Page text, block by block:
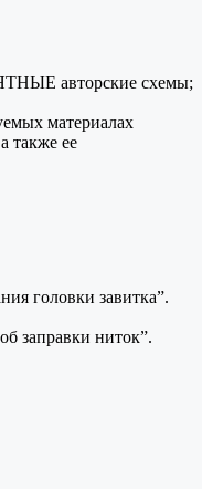
авторские схемы;
материалах
также ее
головки завитка”.
заправки ниток”.